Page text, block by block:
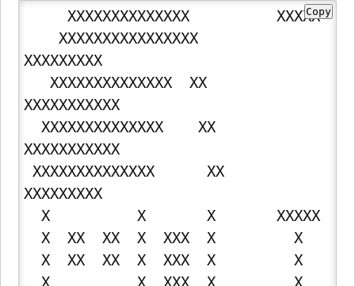
XXXXXXXXX
XXXXXXXXXXX
XXXXXXXXXXX
XXXXXXXXX
Copy